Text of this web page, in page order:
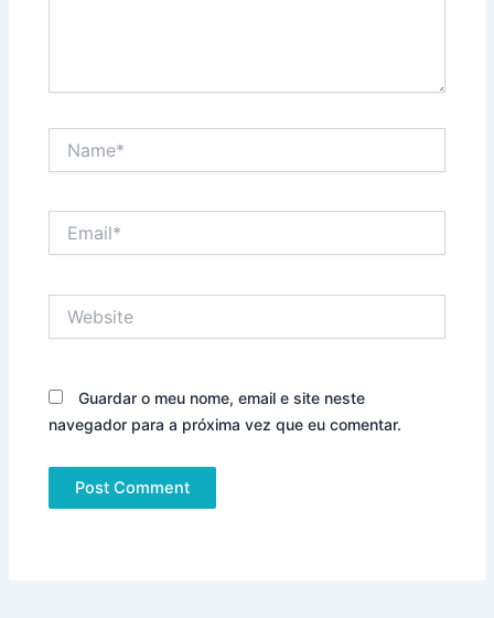
Guardar o meu nome, email e site neste
navegador para a próxima vez que eu comentar.